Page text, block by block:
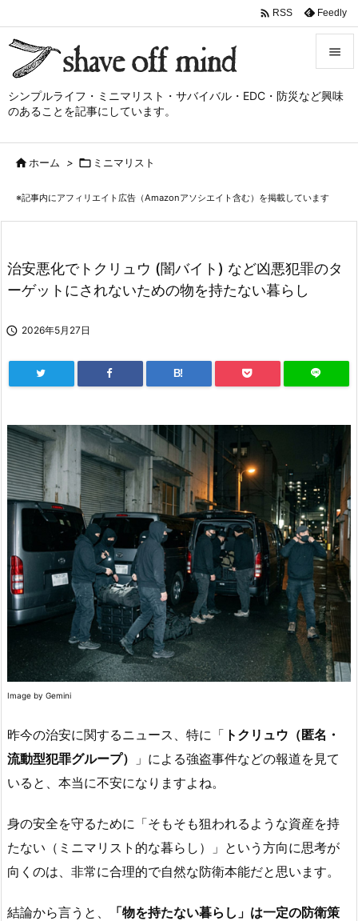
シンプルライフ・ミニマリスト・サバイバル・EDC・防災など興味
のあることを記事にしています。

メニュ
サイド
次へ
検索
 RSS Feedly
ホーム >  ミニマリスト
※記事内にアフィリエイト広告（Amazonアソシエイト含む）を掲載しています
治安悪化でトクリュウ (闇バイト) など凶悪犯罪のタ
ーゲットにされないための物を持たない暮らし
 2026年5月27日
B!
Image by Gemini
昨今の治安に関するニュース、特に「 トクリュウ（匿名・
流動型犯罪グループ）
」による強盗事件などの報道を見て
いると、本当に不安になりますよね。
身の安全を守るために「そもそも狙われるような資産を持
たない（ミニマリスト的な暮らし）」という方向に思考が
向くのは、非常に合理的で自然な防衛本能だと思います。
結論から言うと、
「物を持たない暮らし」は一定の防衛策